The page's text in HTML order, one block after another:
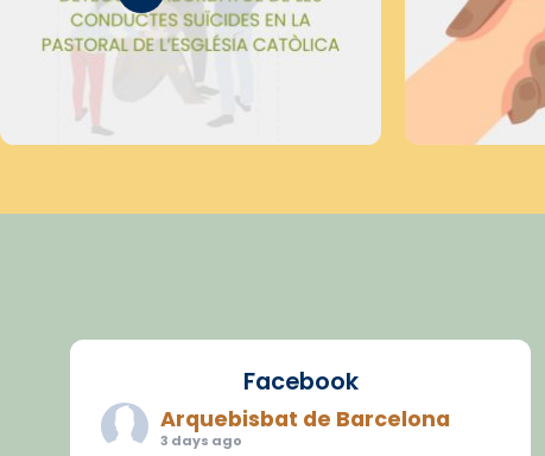
Facebook
Arquebisbat de Barcelona
3 days ago